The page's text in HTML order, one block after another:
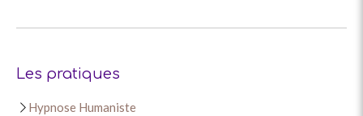
Les pratiques
Hypnose Humaniste